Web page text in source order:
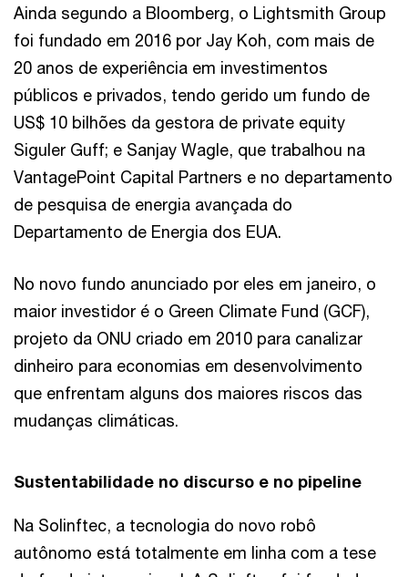
Ainda segundo a Bloomberg, o Lightsmith Group
foi fundado em 2016 por Jay Koh, com mais de
20 anos de experiência em investimentos
públicos e privados, tendo gerido um fundo de
US$ 10 bilhões da gestora de private equity
Siguler Guff; e Sanjay Wagle, que trabalhou na
VantagePoint Capital Partners e no departamento
de pesquisa de energia avançada do
Departamento de Energia dos EUA.
No novo fundo anunciado por eles em janeiro, o
maior investidor é o Green Climate Fund (GCF),
projeto da ONU criado em 2010 para canalizar
dinheiro para economias em desenvolvimento
que enfrentam alguns dos maiores riscos das
mudanças climáticas.
Sustentabilidade no discurso e no pipeline
Na Solinftec, a tecnologia do novo robô
autônomo está totalmente em linha com a tese